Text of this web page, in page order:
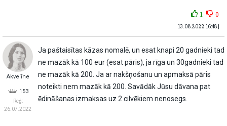
1 0
13.08.2022 16:48 |
Akvelīne
153
Reģ:
26.07.2022
Ja paštaisītas kāzas nomalē, un esat knapi 20 gadnieki tad
ne mazāk kā 100 eur (esat pāris), ja rīga un 30gadnieki tad
ne mazāk kā 200. Ja ar nakšņošanu un apmaksā pāris
noteikti nem mazāk kā 200. Savādāk Jūsu dāvana pat
ēdināšanas izmaksas uz 2 cilvēkiem nenosegs.